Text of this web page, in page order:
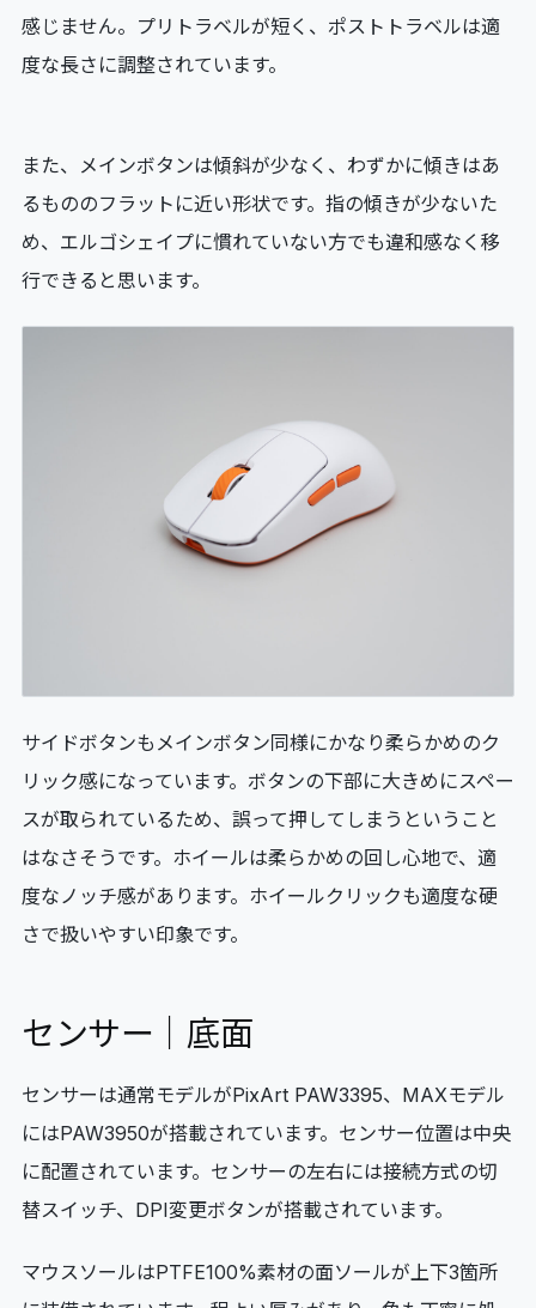
感じません。プリトラベルが短く、ポストトラベルは適
度な長さに調整されています。
また、メインボタンは傾斜が少なく、わずかに傾きはあ
るもののフラットに近い形状です。指の傾きが少ないた
め、エルゴシェイプに慣れていない方でも違和感なく移
行できると思います。
サイドボタンもメインボタン同様にかなり柔らかめのク
リック感になっています。ボタンの下部に大きめにスペー
スが取られているため、誤って押してしまうということ
はなさそうです。ホイールは柔らかめの回し心地で、適
度なノッチ感があります。ホイールクリックも適度な硬
さで扱いやすい印象です。
センサー｜底面
センサーは通常モデルがPixArt PAW3395、MAXモデル
にはPAW3950が搭載されています。センサー位置は中央
に配置されています。センサーの左右には接続方式の切
替スイッチ、DPI変更ボタンが搭載されています。
マウスソールはPTFE100%素材の面ソールが上下3箇所